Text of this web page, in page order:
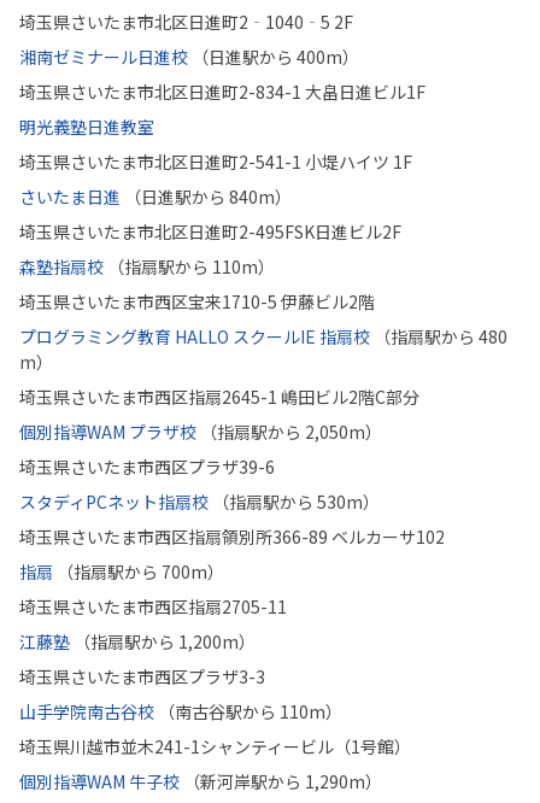
埼玉県さいたま市北区日進町2‐1040‐5 2F
湘南ゼミナール日進校
（日進駅から 400m）
埼玉県さいたま市北区日進町2-834-1 大畠日進ビル1F
明光義塾日進教室
埼玉県さいたま市北区日進町2-541-1 小堤ハイツ 1F
さいたま日進
（日進駅から 840m）
埼玉県さいたま市北区日進町2-495FSK日進ビル2F
森塾指扇校
（指扇駅から 110m）
埼玉県さいたま市西区宝来1710-5 伊藤ビル2階
プログラミング教育 HALLO スクールIE 指扇校
（指扇駅から 480
m）
埼玉県さいたま市西区指扇2645-1 嶋田ビル2階C部分
個別指導WAM プラザ校
（指扇駅から 2,050m）
埼玉県さいたま市西区プラザ39-6
スタディPCネット指扇校
（指扇駅から 530m）
埼玉県さいたま市西区指扇領別所366-89 ベルカーサ102
指扇
（指扇駅から 700m）
埼玉県さいたま市西区指扇2705-11
江藤塾
（指扇駅から 1,200m）
埼玉県さいたま市西区プラザ3-3
山手学院南古谷校
（南古谷駅から 110m）
埼玉県川越市並木241-1シャンティービル（1号館）
個別指導WAM 牛子校
（新河岸駅から 1,290m）